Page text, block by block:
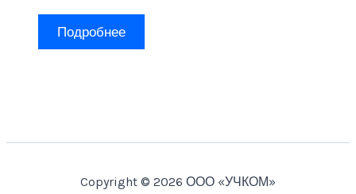
Подробнее
Copyright © 2026 ООО «УЧКОМ»